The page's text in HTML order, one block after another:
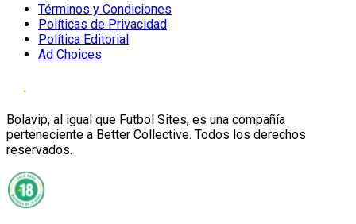
Términos y Condiciones
Políticas de Privacidad
Política Editorial
Ad Choices
Bolavip, al igual que Futbol Sites, es una compañía
perteneciente a Better Collective. Todos los derechos
reservados.